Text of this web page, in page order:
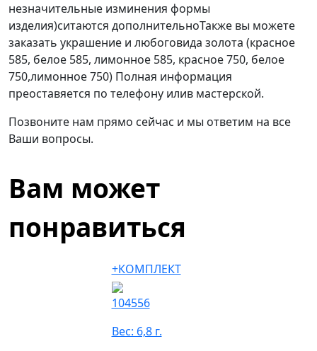
незначительные изминения формы
изделия)ситаются дополнительноТакже вы можете
заказать украшение и любоговида золота (красное
585, белое 585, лимонное 585, красное 750, белое
750,лимонное 750) Полная информация
преоставяется по телефону илив мастерской.
Позвоните нам прямо сейчас и мы ответим на все
Ваши вопросы.
Вам может
понравиться
+КОМПЛЕКТ
104556
Вес: 6,8 г.